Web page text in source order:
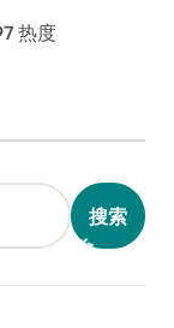
热度
搜索